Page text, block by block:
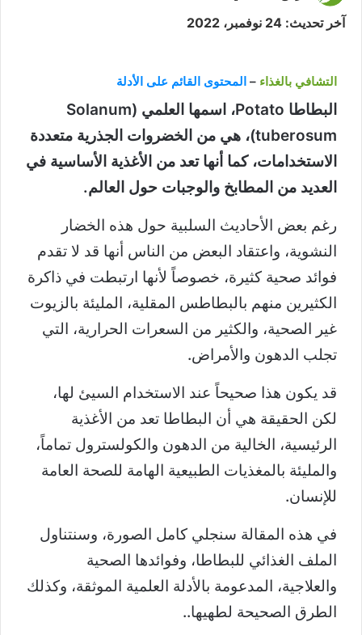
آخر تحديث: 24 نوفمبر، 2022
التشافي بالغذاء – المحتوى القائم على الأدلة
البطاطا Potato، اسمها العلمي (Solanum
tuberosum)، هي من الخضروات الجذرية متعددة
الاستخدامات، كما أنها تعد من الأغذية الأساسية في
العديد من المطابخ والوجبات حول العالم.
رغم بعض الأحاديث السلبية حول هذه الخضار
النشوية، واعتقاد البعض من الناس أنها قد لا تقدم
فوائد صحية كثيرة، خصوصاً لأنها ارتبطت في ذاكرة
الكثيرين منهم بالبطاطس المقلية، المليئة بالزيوت
غير الصحية، والكثير من السعرات الحرارية، التي
تجلب الدهون والأمراض.
قد يكون هذا صحيحاً عند الاستخدام السيئ لها،
لكن الحقيقة هي أن البطاطا تعد من الأغذية
الرئيسية، الخالية من الدهون والكولسترول تماماً،
والمليئة بالمغذيات الطبيعية الهامة للصحة العامة
للإنسان.
في هذه المقالة سنجلي كامل الصورة، وسنتناول
الملف الغذائي للبطاطا، وفوائدها الصحية
والعلاجية، المدعومة بالأدلة العلمية الموثقة، وكذلك
الطرق الصحيحة لطهيها..